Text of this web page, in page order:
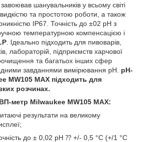
шанувальників у всьому світі
та простотою роботи, а також
IP67. Точність до ±02 pH з
температурною компенсацією і
. Ідеально підходить для пивоварів,
лабораторій, підприємств харчової
та багатьох інших сфер
завданнями вимірювання pH. рН-
MW105 MAX підходить для
розчинах.
метр Milwaukee MW105 MAX:
результати на великому
до ± 0,02 pH ⁇ +/- 0,5 °C (+/1 °C